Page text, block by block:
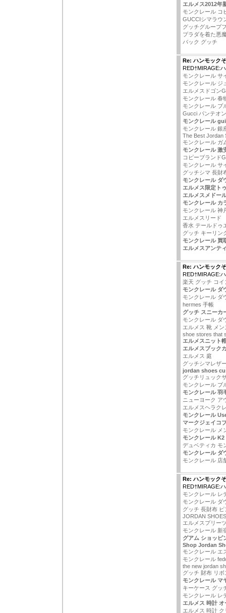
エルメス2012年
モンクレール コ
GUCCIシマラウ
グッチグループ
プラダを着た悪
バック グッチ
Re: ハンモック
RED†MIRAGE:
モンクレール サ
モンクレール ジ
エルメスドゴン
モンクレール 春
モンクレール ブ
Gucci パンテオ
モンクレール gui
モンクレール 銀
The Best Jordan
モンクレール ガ
モンクレール 激
コピーブランド
モンクレール サ
グッチシマ 長財
モンクレール ダ
エルメス限定ト
エルメスメドー
モンクレール カ
モンクレール 神
エルメスリード
香水 テールドゥ
グッチ キーリン
モンクレール 買
エルメスアンテ
Re: ハンモック
RED†MIRAGE:
楽天 グッチ コイ
モンクレール ダ
モンクレール ダ
hermes 手帳
グッチ スニーカ
モンクレール ダ
エルメス 靴 メン
shoe stores that
エルメスニット
エルメスブック
エルメス 庭
グッチシマレザ
jordan shoes
グッチリュック
モンクレール ブ
モンクレール 羽
ニューヨーク ア
エルメスヘラク
モンクレール
マークジェイコ
モンクレール メ
モンクレール
デュベティカ モ
モンクレール ダ
モンクレール 店
Re: ハンモック
RED†MIRAGE:
モンクレール レ
モンクレール ダ
グッチ 長財布 ピ
JORDAN
エルメスプリー
モンクレール 新
グアム ショッピ
Shop Jordan
モンクレール エ
モンクレール
the new jordan
グッチ 財布 リボ
モンクレール マ
キーケース グッ
モンクレール レ
エルメス 時計
エルメス 時計